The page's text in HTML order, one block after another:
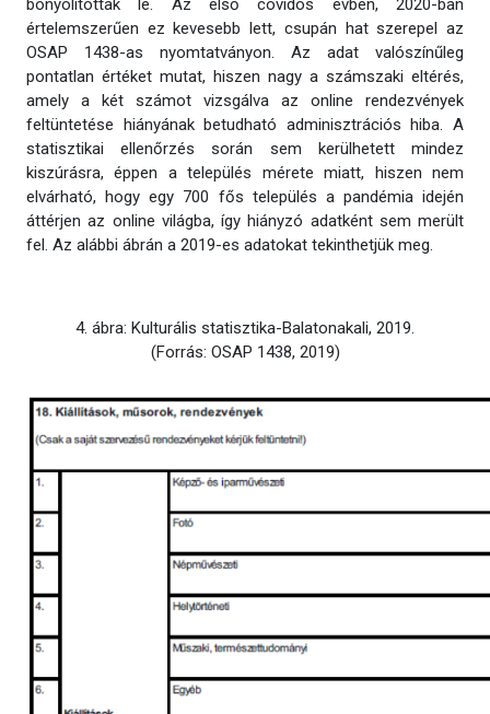
bonyolítottak le. Az első covidos évben, 2020-ban
értelemszerűen ez kevesebb lett, csupán hat szerepel az
OSAP 1438-as nyomtatványon. Az adat valószínűleg
pontatlan értéket mutat, hiszen nagy a számszaki eltérés,
amely a két számot vizsgálva az online rendezvények
feltüntetése hiányának betudható adminisztrációs hiba. A
statisztikai ellenőrzés során sem kerülhetett mindez
kiszúrásra, éppen a település mérete miatt, hiszen nem
elvárható, hogy egy 700 fős település a pandémia idején
áttérjen az online világba, így hiányzó adatként sem merült
fel. Az alábbi ábrán a 2019-es adatokat tekinthetjük meg.
4. ábra: Kulturális statisztika-Balatonakali, 2019.
(Forrás: OSAP 1438, 2019)